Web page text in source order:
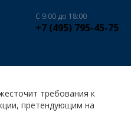
С 9:00 до 18:00
+7 (495) 795-45-75
требования к
претендующим на